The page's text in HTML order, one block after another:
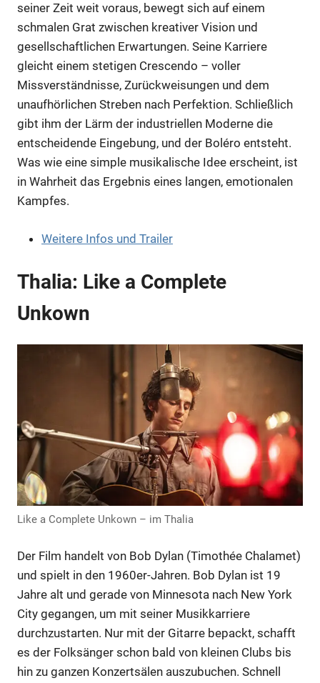
Anzeige
Anzeige
seiner Zeit weit voraus, bewegt sich auf einem
schmalen Grat zwischen kreativer Vision und
gesellschaftlichen Erwartungen. Seine Karriere
gleicht einem stetigen Crescendo – voller
Missverständnisse, Zurückweisungen und dem
unaufhörlichen Streben nach Perfektion. Schließlich
gibt ihm der Lärm der industriellen Moderne die
entscheidende Eingebung, und der Boléro entsteht.
Was wie eine simple musikalische Idee erscheint, ist
in Wahrheit das Ergebnis eines langen, emotionalen
Kampfes.
Weitere Infos und Trailer
Thalia: Like a Complete
Unkown
Like a Complete Unkown – im Thalia
Der Film handelt von Bob Dylan (Timothée Chalamet)
und spielt in den 1960er-Jahren. Bob Dylan ist 19
Jahre alt und gerade von Minnesota nach New York
City gegangen, um mit seiner Musikkarriere
durchzustarten. Nur mit der Gitarre bepackt, schafft
es der Folksänger schon bald von kleinen Clubs bis
hin zu ganzen Konzertsälen auszubuchen. Schnell